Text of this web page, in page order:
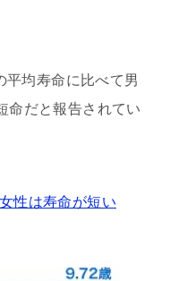
平均寿命に比べて男
命だと報告されてい
性は寿命が短い